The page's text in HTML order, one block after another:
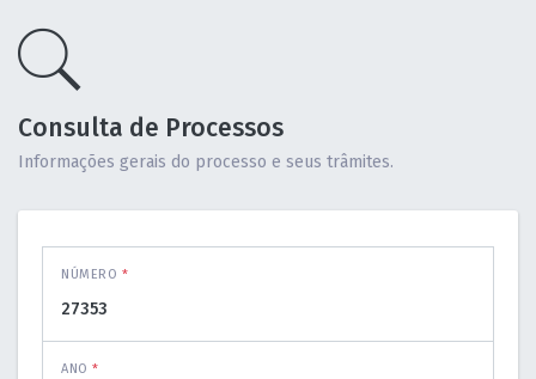
Consulta de Processos
Informações gerais do processo e seus trâmites.
NÚMERO *
ANO *